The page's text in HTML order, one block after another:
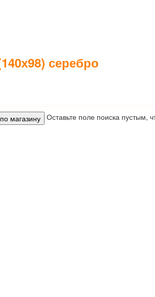
серебро
Оставьте поле поиска пустым,